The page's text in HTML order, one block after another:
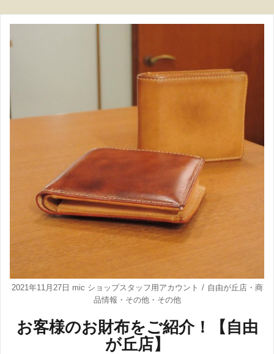
2021年11月27日 mic ショップスタッフ用アカウント 自由が丘店・ 商
品情報 ・ その他・ その他
お客様のお財布をご紹介！【自由
が丘店】